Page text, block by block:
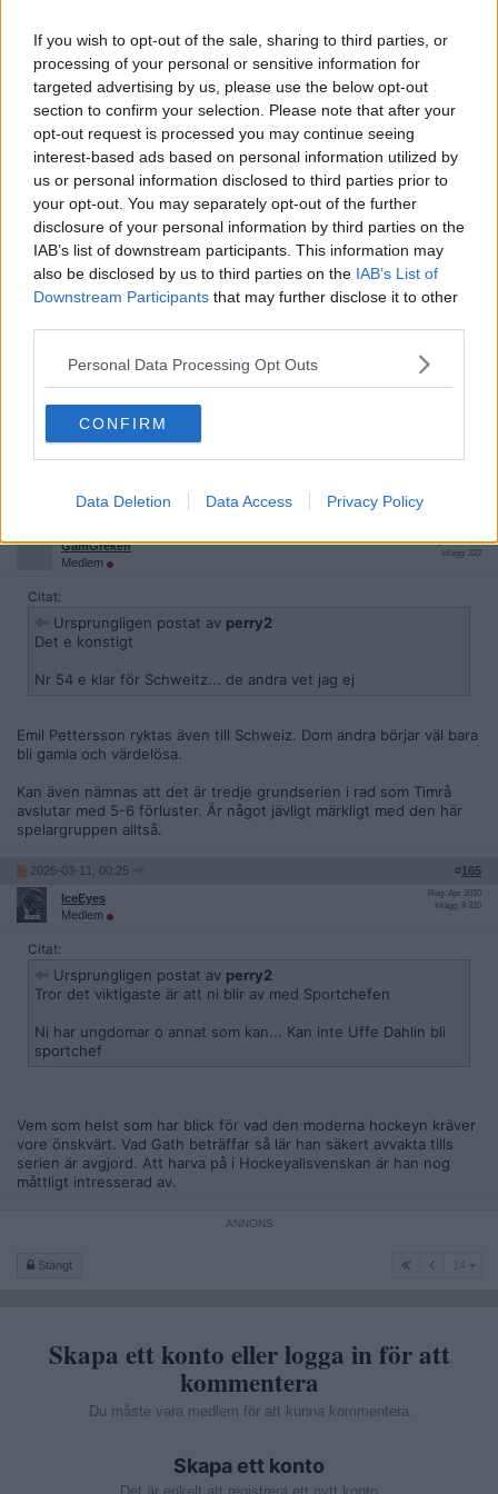
If you wish to opt-out of the sale, sharing to third parties, or
processing of your personal or sensitive information for
targeted advertising by us, please use the below opt-out
section to confirm your selection. Please note that after your
opt-out request is processed you may continue seeing
interest-based ads based on personal information utilized by
us or personal information disclosed to third parties prior to
your opt-out. You may separately opt-out of the further
disclosure of your personal information by third parties on the
IAB’s list of downstream participants. This information may
also be disclosed by us to third parties on the IAB’s List of
Downstream Participants that may further disclose it to other
Personal Data Processing Opt Outs
CONFIRM
Data Deletion Data Access Privacy Policy
Ursprungligen postat av Kokacola
Har samtliga kritat för annan klubb eller vad är det frågan
om?
Det e konstigt
Nr 54 e klar för Schweitz... de andra vet jag ej
2026-03-10, 23:49 #163
Kokacola
Medlem
Inlägg: 1 844
Citat:
Ursprungligen postat avperry2
Nr 54 e klar för Schweitz... de andra vet jag ej
Nåja, nog om Timrå, de hjälpte oss inte särskilt.
GamGreken
Medlem
Reg: Mar 2024
Inlägg: 222
Citat:
Ursprungligen postat av perry2
Det e konstigt
Nr 54 e klar för Schweitz... de andra vet jag ej
Emil Pettersson ryktas även till Schweiz. Dom andra börjar väl bara
bli gamla och värdelösa.
Kan även nämnas att det är tredje grundserien i rad som Timrå
avslutar med 5-6 förluster. Är något jävligt märkligt med den här
spelargruppen alltså.
2026-03-11, 00:25 #165
IceEyes
Medlem
Reg: Apr 2010
Inlägg: 8 310
Citat:
Ursprungligen postat av perry2
Tror det viktigaste är att ni blir av med Sportchefen
Ni har ungdomar o annat som kan... Kan inte Uffe Dahlin bli
sportchef
Vem som helst som har blick för vad den moderna hockeyn kräver
vore önskvärt. Vad Gath beträffar så lär han säkert avvakta tills
serien är avgjord. Att harva på i Hockeyallsvenskan är han nog
måttligt intresserad av.
Stängt 14
Skapa ett konto eller logga in för att
kommentera
Du måste vara medlem för att kunna kommentera
Skapa ett konto